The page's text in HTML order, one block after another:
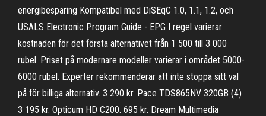
energibesparing Kompatibel med DiSEqC 1.0, 1.1, 1.2, och
USALS Electronic Program Guide - EPG I regel varierar
kostnaden för det första alternativet från 1 500 till 3 000
rubel. Priset på modernare modeller varierar i området 5000-
6000 rubel. Experter rekommenderar att inte stoppa sitt val
på för billiga alternativ. 3 290 kr. Pace TDS865NV 320GB (4)
3 195 kr. Opticum HD C200. 695 kr. Dream Multimedia